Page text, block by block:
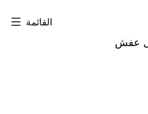
عفش
القائمة